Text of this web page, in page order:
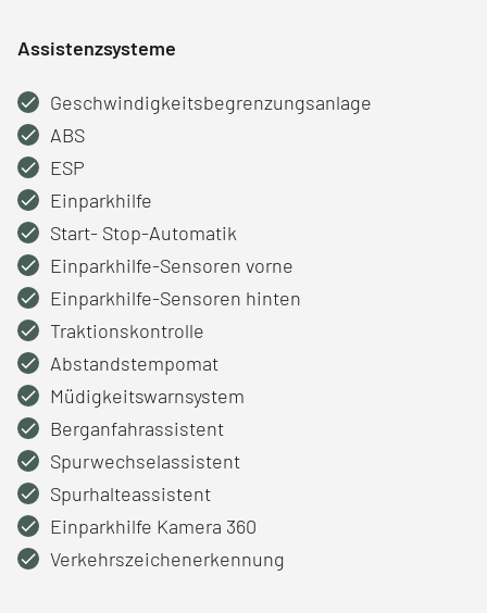
Assistenzsysteme
Geschwindigkeitsbegrenzungsanlage
ABS
ESP
Einparkhilfe
Start- Stop-Automatik
Einparkhilfe-Sensoren vorne
Einparkhilfe-Sensoren hinten
Traktionskontrolle
Abstandstempomat
Müdigkeitswarnsystem
Berganfahrassistent
Spurwechselassistent
Spurhalteassistent
Einparkhilfe Kamera 360
Verkehrszeichenerkennung